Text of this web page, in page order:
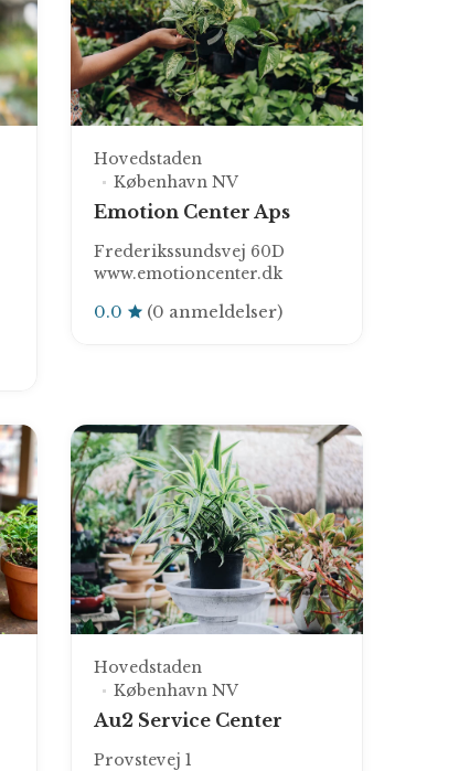
Hovedstaden
København NV
Emotion Center Aps
Frederikssundsvej 60D
www.emotioncenter.dk
0.0 (0 anmeldelser)
Hovedstaden
København NV
Au2 Service Center
Provstevej 1